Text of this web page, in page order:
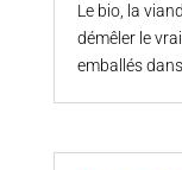
Le bio, la
démêler le
emballés